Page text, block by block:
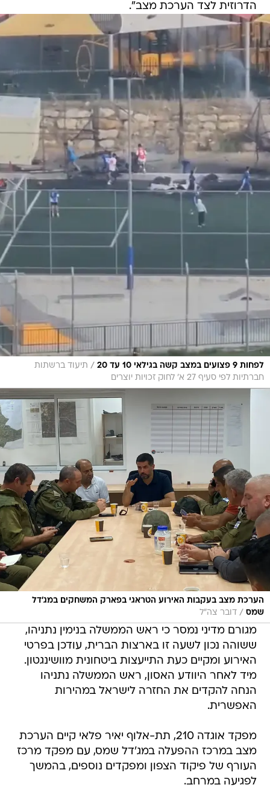
הדרוזית לצד הערכת מצב".
לפחות 9 פצועים במצב קשה בגילאי 10 עד 20 / תיעוד ברשתות
חברתיות לפי סעיף 27 א' לחוק זכויות יוצרים
הערכת מצב בעקבות האירוע הטראגי בפארק המשחקים במג'דל
שמס / דובר צה"ל
מגורם מדיני נמסר כי ראש הממשלה בנימין נתניהו,
ששוהה נכון לשעה זו בארצות הברית, עודכן בפרטי
האירוע ומקיים כעת התייעצות ביטחונית מוושינגטון.
מיד לאחר היוודע האסון, ראש הממשלה נתניהו
הנחה להקדים את החזרה לישראל במהירות
האפשרית.
מפקד אוגדה 210, תת-אלוף יאיר פלאי קיים הערכת
מצב במרכז ההפעלה במג'דל שמס, עם מפקד מרכז
העורף של פיקוד הצפון ומפקדים נוספים, בהמשך
לפגיעה במרחב.